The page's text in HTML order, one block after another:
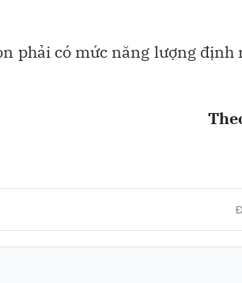
phải có mức năng lượng định